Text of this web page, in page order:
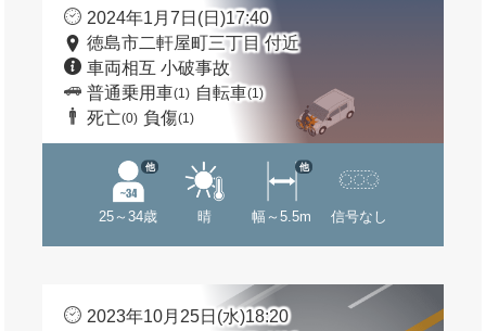
2024年1月7日(日)17:40
徳島市二軒屋町三丁目 付近
車両相互 小破事故
普通乗用車(1) 自転車(1)
死亡(0) 負傷(1)
25～34歳
他
晴 幅～5.5m
他
信号なし
2023年10月25日(水)18:20